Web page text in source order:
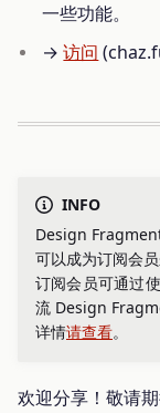
一些功能。
→访问
INFO
Design
可以成为订阅会员
订阅会员可通过
流 Design
详情请查看。
欢迎分享！敬请期